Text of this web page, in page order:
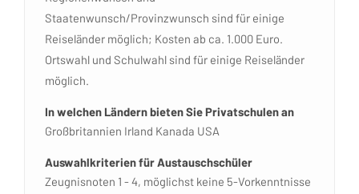
Staatenwunsch/Provinzwunsch sind für einige
Reiseländer möglich; Kosten ab ca. 1.000 Euro.
Ortswahl und Schulwahl sind für einige Reiseländer
möglich.
In welchen Ländern bieten Sie Privatschulen an
Großbritannien Irland Kanada USA
Auswahlkriterien für Austauschschüler
Zeugnisnoten 1 - 4, möglichst keine 5-Vorkenntnisse